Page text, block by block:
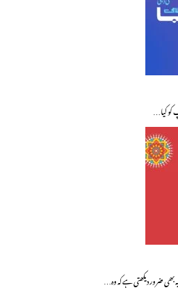
کو کیا…
ضرور دیکھتی ہے کہ وہ…